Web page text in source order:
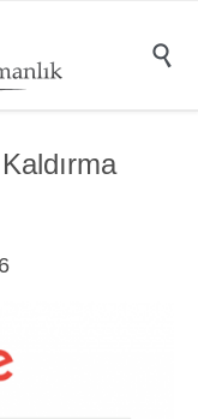
